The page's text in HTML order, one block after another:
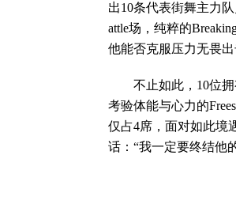
出10条代表街舞主力
attle场，纯粹的
他能否克服压力无畏出
不止如此，10位拥有
考验体能与心力的
仅占4席，面对如此境
话：“我一定要终结他